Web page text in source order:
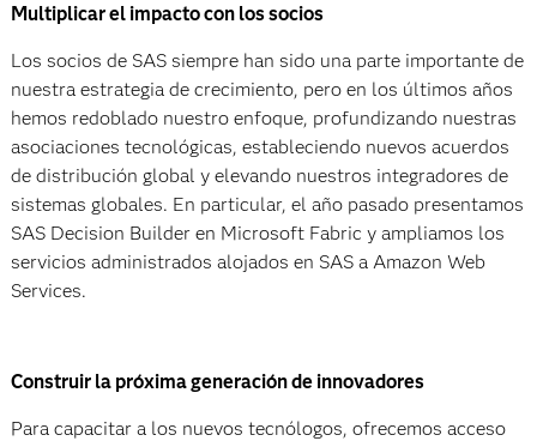
Multiplicar el impacto con los socios
Los socios de SAS siempre han sido una parte importante de
nuestra estrategia de crecimiento, pero en los últimos años
hemos redoblado nuestro enfoque, profundizando nuestras
asociaciones tecnológicas, estableciendo nuevos acuerdos
de distribución global y elevando nuestros integradores de
sistemas globales. En particular, el año pasado presentamos
SAS Decision Builder en Microsoft Fabric y ampliamos los
servicios administrados alojados en SAS a Amazon Web
Services.
Construir la próxima generación de innovadores
Para capacitar a los nuevos tecnólogos, ofrecemos acceso